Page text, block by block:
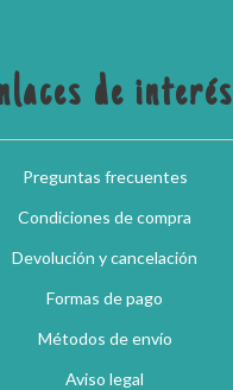
de interés
Preguntas frecuentes
Condiciones de compra
Devolución y cancelación
Formas de pago
Métodos de envío
Aviso legal